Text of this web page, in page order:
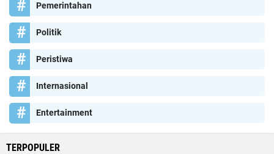
Pemerintahan
Politik
Peristiwa
Internasional
Entertainment
TERPOPULER